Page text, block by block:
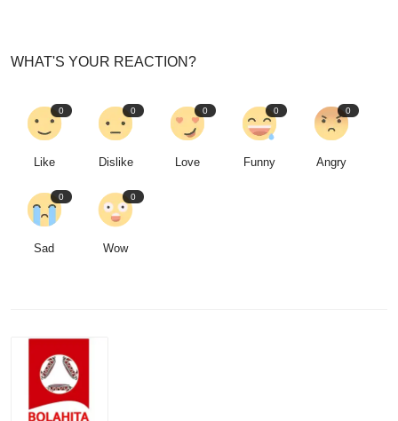
WHAT'S YOUR REACTION?
0
Like
0
Dislike
0
Love
0
Funny
0
Angry
0
Sad
0
Wow